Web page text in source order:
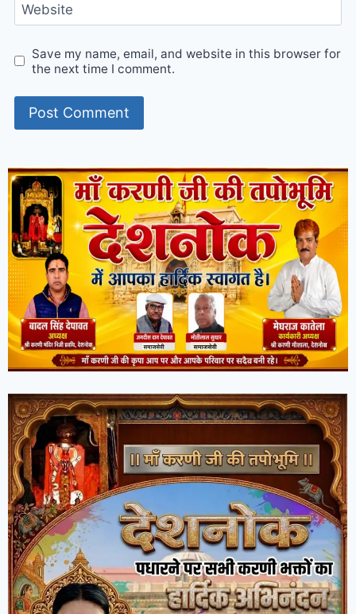
Website
Save my name, email, and website in this browser for
the next time I comment.